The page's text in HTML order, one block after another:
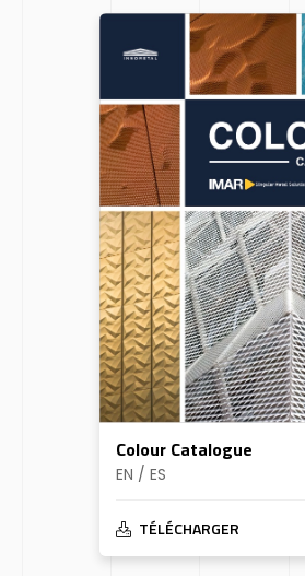
Colour Catalogue
EN / ES
TÉLÉCHARGER